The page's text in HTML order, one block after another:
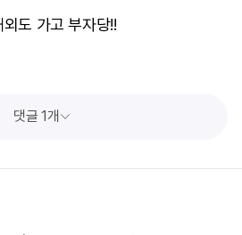
도 가고 부자당!!
댓글 1개